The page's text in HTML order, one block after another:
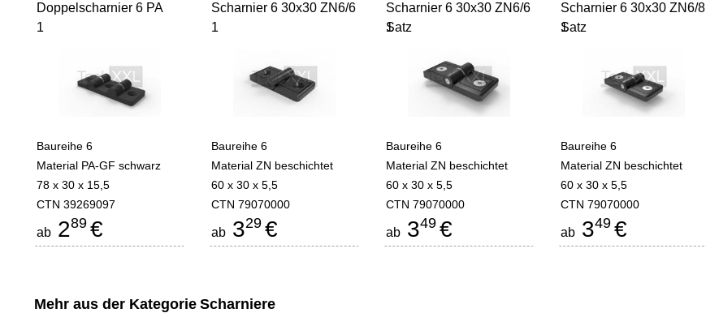
Doppelscharnier 6 PA
1
Baureihe 6
Material PA-GF schwarz
78 x 30 x 15,5
CTN 39269097
ab 289 €
Scharnier 6 30x30 ZN6/6
1
Baureihe 6
Material ZN beschichtet
60 x 30 x 5,5
CTN 79070000
ab 329 €
Scharnier 6 30x30 ZN6/6
Satz
1
Baureihe 6
Material ZN beschichtet
60 x 30 x 5,5
CTN 79070000
ab 349 €
Scharnier 6 30x30 ZN6/8
Satz
1
Baureihe 6
Material ZN beschichtet
60 x 30 x 5,5
CTN 79070000
ab 349 €
Mehr aus der Kategorie Scharniere